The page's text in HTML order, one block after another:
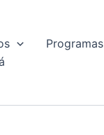
Programas